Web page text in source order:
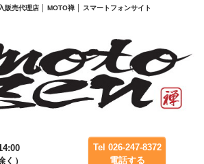
販売代理店 │ MOTO禅 │ スマートフォンサイト
く）
Tel 026-247-8372
電話する